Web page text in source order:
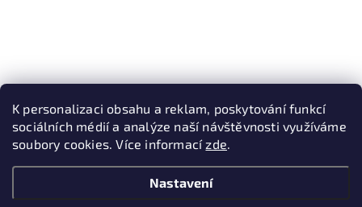
K personalizaci obsahu a reklam, poskytování funkcí
sociálních médií a analýze naší návštěvnosti využíváme
soubory cookies. Více informacízde.
Nastavení